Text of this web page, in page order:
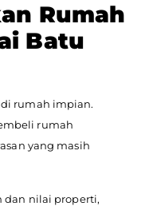
Rumah
Batu
rumah impian.
rumah
yang masih
dan nilai properti,